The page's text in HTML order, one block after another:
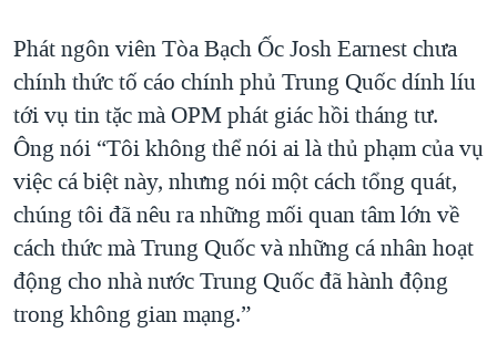
Phát ngôn viên Tòa Bạch Ốc Josh Earnest chưa
chính thức tố cáo chính phủ Trung Quốc dính líu
tới vụ tin tặc mà OPM phát giác hồi tháng tư.
Ông nói “Tôi không thể nói ai là thủ phạm của vụ
việc cá biệt này, nhưng nói một cách tổng quát,
chúng tôi đã nêu ra những mối quan tâm lớn về
cách thức mà Trung Quốc và những cá nhân hoạt
động cho nhà nước Trung Quốc đã hành động
trong không gian mạng.”